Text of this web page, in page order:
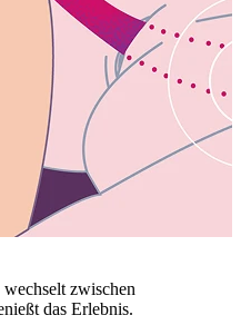
zwischen
das Erlebnis.